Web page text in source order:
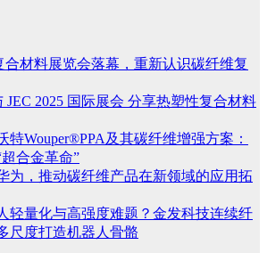
合材料展览会落幕，重新认识碳纤维复
JEC 2025 国际展会 分享热塑性复合材料
特Wouper®PPA及其碳纤维增强方案：
合金革命”
为，推动碳纤维产品在新领域的应用拓
轻量化与高强度难题？金发科技连续纤
尺度打造机器人骨骼